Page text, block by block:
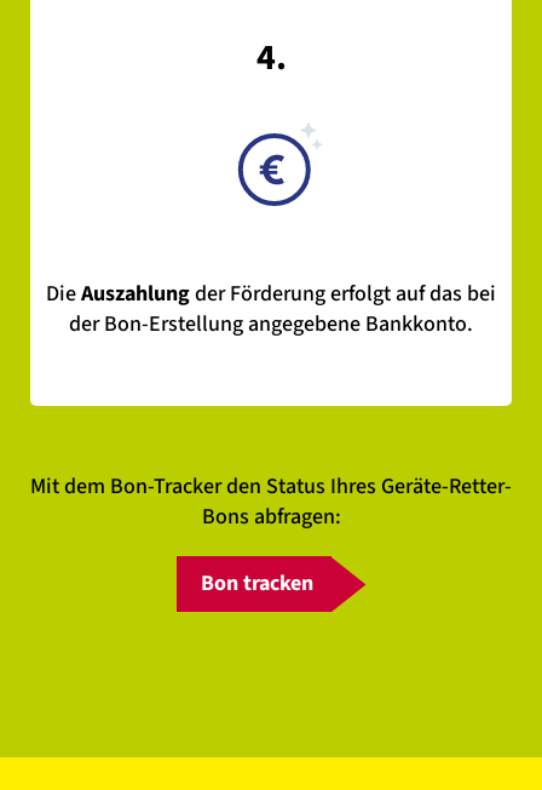
4.
DieAuszahlungder Förderung erfolgt auf das bei
der Bon-Erstellung angegebene Bankkonto.
Mit dem Bon-Tracker den Status Ihres Geräte-Retter-
Bons abfragen:
Bon tracken